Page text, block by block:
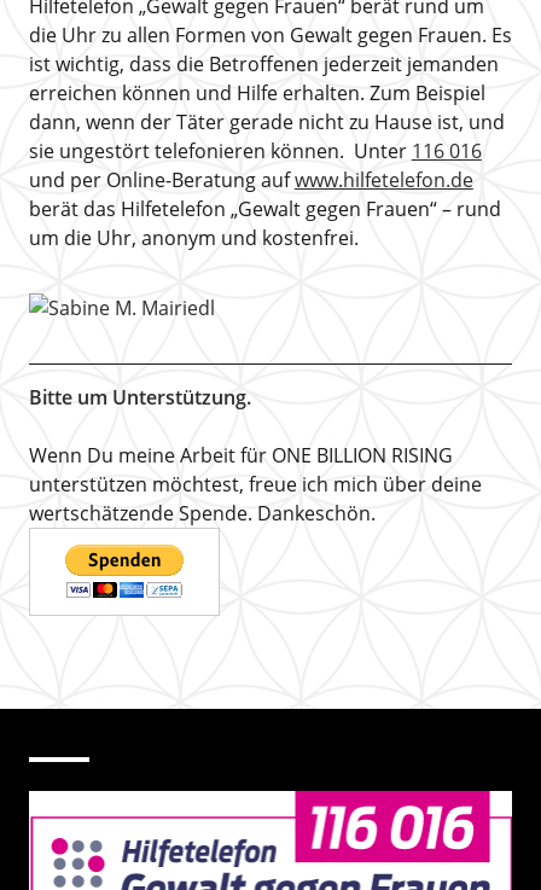
Hilfetelefon „Gewalt gegen Frauen“ berät rund um
die Uhr zu allen Formen von Gewalt gegen Frauen. Es
ist wichtig, dass die Betroffenen jederzeit jemanden
erreichen können und Hilfe erhalten. Zum Beispiel
dann, wenn der Täter gerade nicht zu Hause ist, und
sie ungestört telefonieren können. Unter 116 016
und per Online-Beratung aufwww.hilfetelefon.de
berät das Hilfetelefon „Gewalt gegen Frauen“ – rund
um die Uhr, anonym und kostenfrei.
Bitte um Unterstützung.
Wenn Du meine Arbeit für ONE BILLION RISING
unterstützen möchtest, freue ich mich über deine
wertschätzende Spende. Dankeschön.